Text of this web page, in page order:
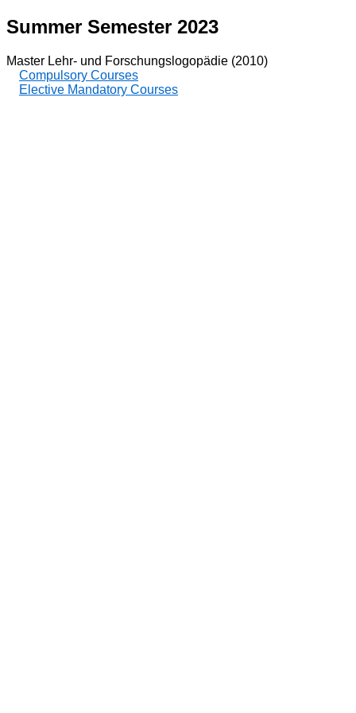
Summer Semester 2023
Master Lehr- und Forschungslogopädie (2010)
Compulsory Courses
Elective Mandatory Courses